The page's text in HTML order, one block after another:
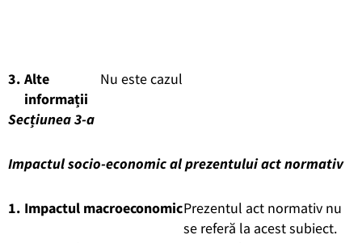
3. Alte
informații
Nu este cazul
Secțiunea 3-a
Impactul socio-economic al prezentului act normativ
1. Impactul macroeconomicPrezentul act normativ nu
se referă la acest subiect.